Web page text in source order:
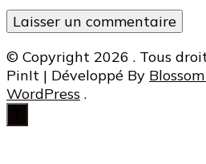
© Copyright 2026 . Tous
PinIt | Développé By
WordPress .